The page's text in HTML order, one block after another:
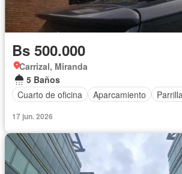
Bs 500.000
Carrizal, Miranda
5 Baños
Cuarto de oficina
Aparcamiento Parrilla
17 jun. 2026